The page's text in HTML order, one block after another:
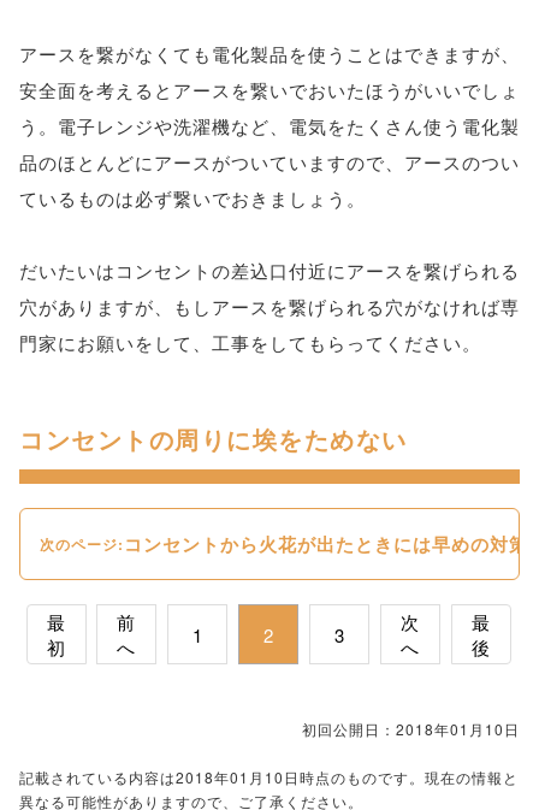
アースを繋がなくても電化製品を使うことはできますが、
安全面を考えるとアースを繋いでおいたほうがいいでしょ
う。電子レンジや洗濯機など、電気をたくさん使う電化製
品のほとんどにアースがついていますので、アースのつい
ているものは必ず繋いでおきましょう。
だいたいはコンセントの差込口付近にアースを繋げられる
穴がありますが、もしアースを繋げられる穴がなければ専
門家にお願いをして、工事をしてもらってください。
コンセントの周りに埃をためない
次のページ: コンセントから火花が出たときには早めの対策
最
初
前
へ
1 2 3
次
へ
最
後
初回公開日：2018年01月10日
記載されている内容は2018年01月10日時点のものです。現在の情報と
異なる可能性がありますので、ご了承ください。